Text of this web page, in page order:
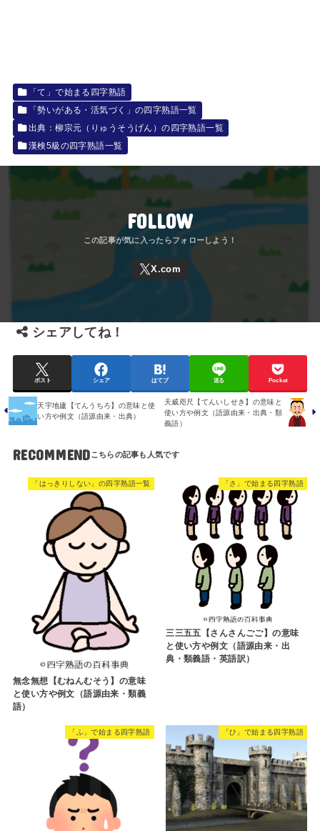
「て」で始まる四字熟語
「勢いがある・活気づく」の四字熟語一覧
出典：柳宗元（りゅうそうげん）の四字熟語一覧
漢検5級の四字熟語一覧
FOLLOW
シェアしてね！
ポスト シェア はてブ 送る Pocket
天宇地廬【てんうちろ】の意味と使
い方や例文（語源由来・出典）
天威咫尺【てんいしせき】の意味と
使い方や例文（語源由来・出典・類
義語）
RECOMMEND
「はっきりしない」の四字熟語一覧
無念無想【むねんむそう】の意味
と使い方や例文（語源由来・類義
語）
「さ」で始まる四字熟語
三三五五【さんさんごご】の意味
と使い方や例文（語源由来・出
典・類義語・英語訳）
「ふ」で始まる四字熟語 「ひ」で始まる四字熟語